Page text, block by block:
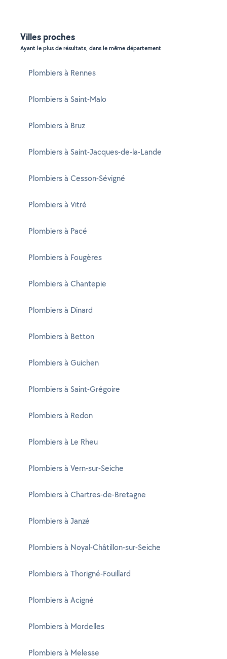
Villes proches
Ayant le plus de résultats, dans le même département
Plombiers à Rennes
Plombiers à Saint-Malo
Plombiers à Bruz
Plombiers à Saint-Jacques-de-la-Lande
Plombiers à Cesson-Sévigné
Plombiers à Vitré
Plombiers à Pacé
Plombiers à Fougères
Plombiers à Chantepie
Plombiers à Dinard
Plombiers à Betton
Plombiers à Guichen
Plombiers à Saint-Grégoire
Plombiers à Redon
Plombiers à Le Rheu
Plombiers à Vern-sur-Seiche
Plombiers à Chartres-de-Bretagne
Plombiers à Janzé
Plombiers à Noyal-Châtillon-sur-Seiche
Plombiers à Thorigné-Fouillard
Plombiers à Acigné
Plombiers à Mordelles
Plombiers à Melesse